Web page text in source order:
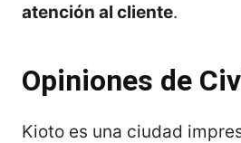
atención al cliente.
Opiniones de
Kioto es una ciudad